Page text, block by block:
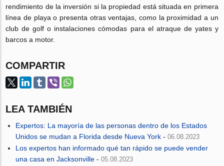
rendimiento de la inversión si la propiedad está situada en primera
línea de playa o presenta otras ventajas, como la proximidad a un
club de golf o instalaciones cómodas para el atraque de yates y
barcos a motor.
COMPARTIR
LEA TAMBIÉN
Expertos: La mayoría de las personas dentro de los Estados
Unidos se mudan a Florida desde Nueva York -06.08.2023
Los expertos han informado qué tan rápido se puede vender
una casa en Jacksonville -05.08.2023